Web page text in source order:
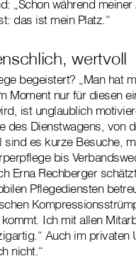
„Schon während
das ist mein Platz.“
wertvoll
begeistert? „Man hat
Moment nur für diesen
ist unglaublich
des Dienstwagens, von
sind es kurze Besuche,
bis
Erna Rechberger
Pflegediensten
Ich mit allen
Auch im
nicht.“